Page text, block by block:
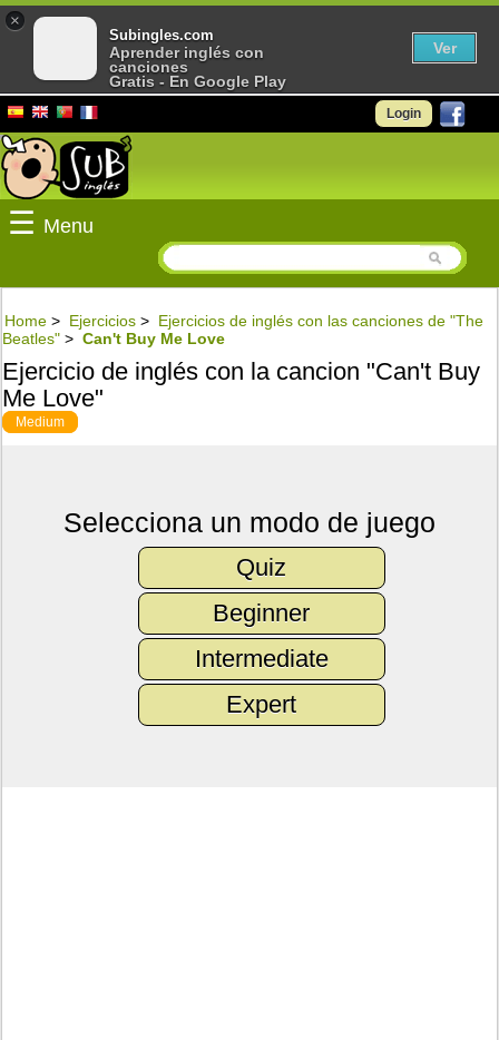
Login
☰ Menu
Home > Ejercicios > Ejercicios de inglés con las canciones de "The
Beatles" > Can't Buy Me Love
Ejercicio de inglés con la cancion "Can't Buy
Me Love"
Medium
Selecciona un modo de juego
Quiz
Beginner
Intermediate
Expert
×
Subingles.com
Aprender inglés con
canciones
Gratis - En Google Play
Ver